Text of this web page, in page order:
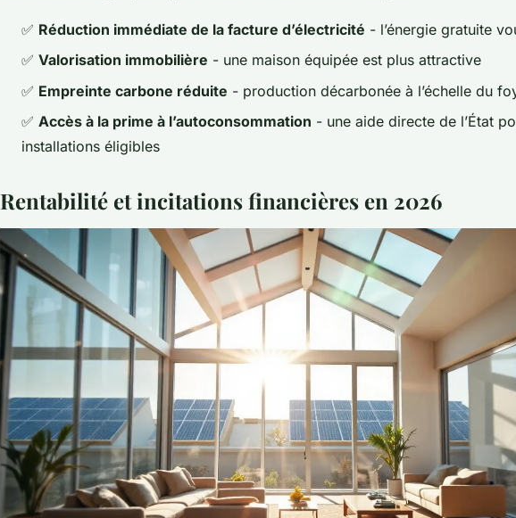
✅ Réduction immédiate de la facture d’électricité - l’énergie gratuite
✅ Valorisation immobilière - une maison équipée est plus attractive
✅ Empreinte carbone réduite - production décarbonée à l’échelle du
✅ Accès à la prime à l’autoconsommation - une aide directe de l’État
installations éligibles
Rentabilité et incitations financières en 2026